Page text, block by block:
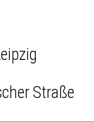
Straße